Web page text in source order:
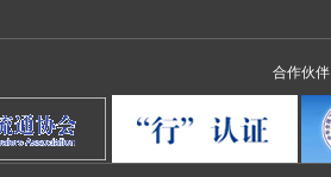
合作伙伴